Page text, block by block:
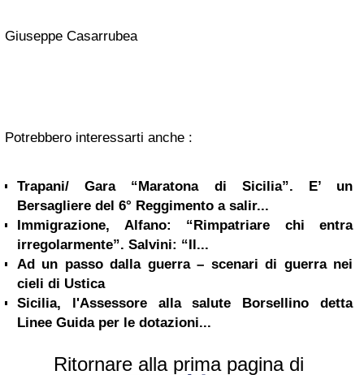
Giuseppe Casarrubea
Potrebbero interessarti anche :
Trapani/ Gara “Maratona di Sicilia”. E’ un
Bersagliere del 6° Reggimento a salir...
Immigrazione, Alfano: “Rimpatriare chi entra
irregolarmente”. Salvini: “Il...
Ad un passo dalla guerra – scenari di guerra nei
cieli di Ustica
Sicilia, l'Assessore alla salute Borsellino detta
Linee Guida per le dotazioni...
Ritornare alla prima pagina di